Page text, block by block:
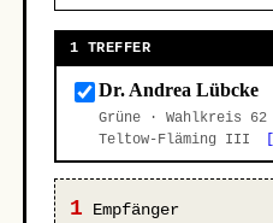
1 TREFFER
Dr. Andrea Lübcke
Grüne · Wahlkreis 62
Teltow-Fläming III
1 Empfänger